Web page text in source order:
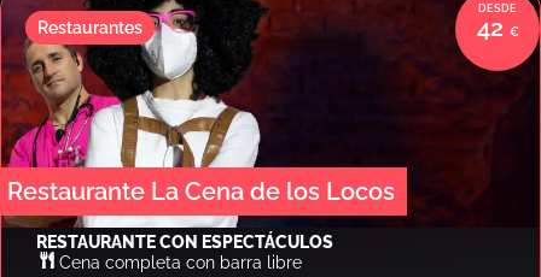
Restaurante La Cena de los Locos
42
Restaurantes
RESTAURANTE CON ESPECTÁCULOS
Cena completa con barra libre